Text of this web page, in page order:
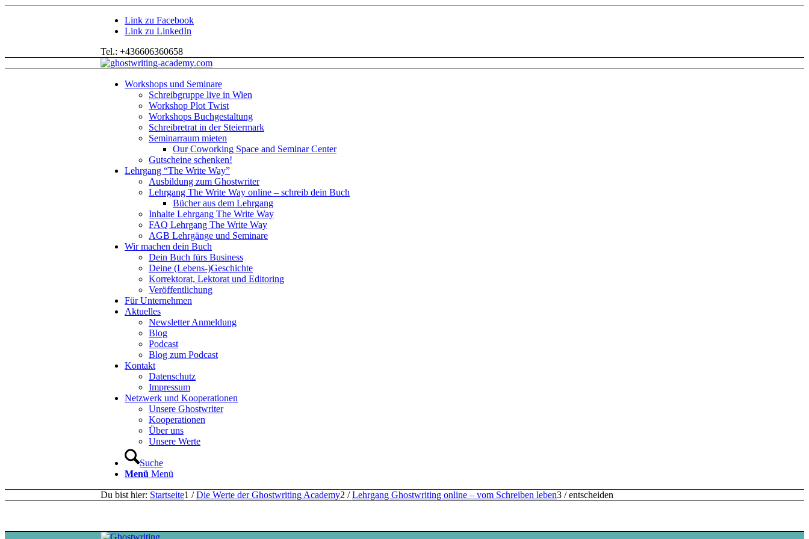
Link zu Facebook
Link zu LinkedIn
Tel.: +436606360658
Workshops und Seminare
Schreibgruppe live in Wien
Workshop Plot Twist
Workshops Buchgestaltung
Schreibretrat in der Steiermark
Seminarraum mieten
Our Coworking Space and Seminar Center
Gutscheine schenken!
Lehrgang “The Write Way”
Ausbildung zum Ghostwriter
Lehrgang The Write Way online – schreib dein Buch
Bücher aus dem Lehrgang
Inhalte Lehrgang The Write Way
FAQ Lehrgang The Write Way
AGB Lehrgänge und Seminare
Wir machen dein Buch
Dein Buch fürs Business
Deine (Lebens-)Geschichte
Korrektorat, Lektorat und Editoring
Veröffentlichung
Für Unternehmen
Aktuelles
Newsletter Anmeldung
Blog
Podcast
Blog zum Podcast
Kontakt
Datenschutz
Impressum
Netzwerk und Kooperationen
Unsere Ghostwriter
Kooperationen
Über uns
Unsere Werte
Suche
Menü Menü
Du bist hier: Startseite1 / Die Werte der Ghostwriting Academy2 / Lehrgang Ghostwriting online – vom Schreiben leben3 / entscheiden